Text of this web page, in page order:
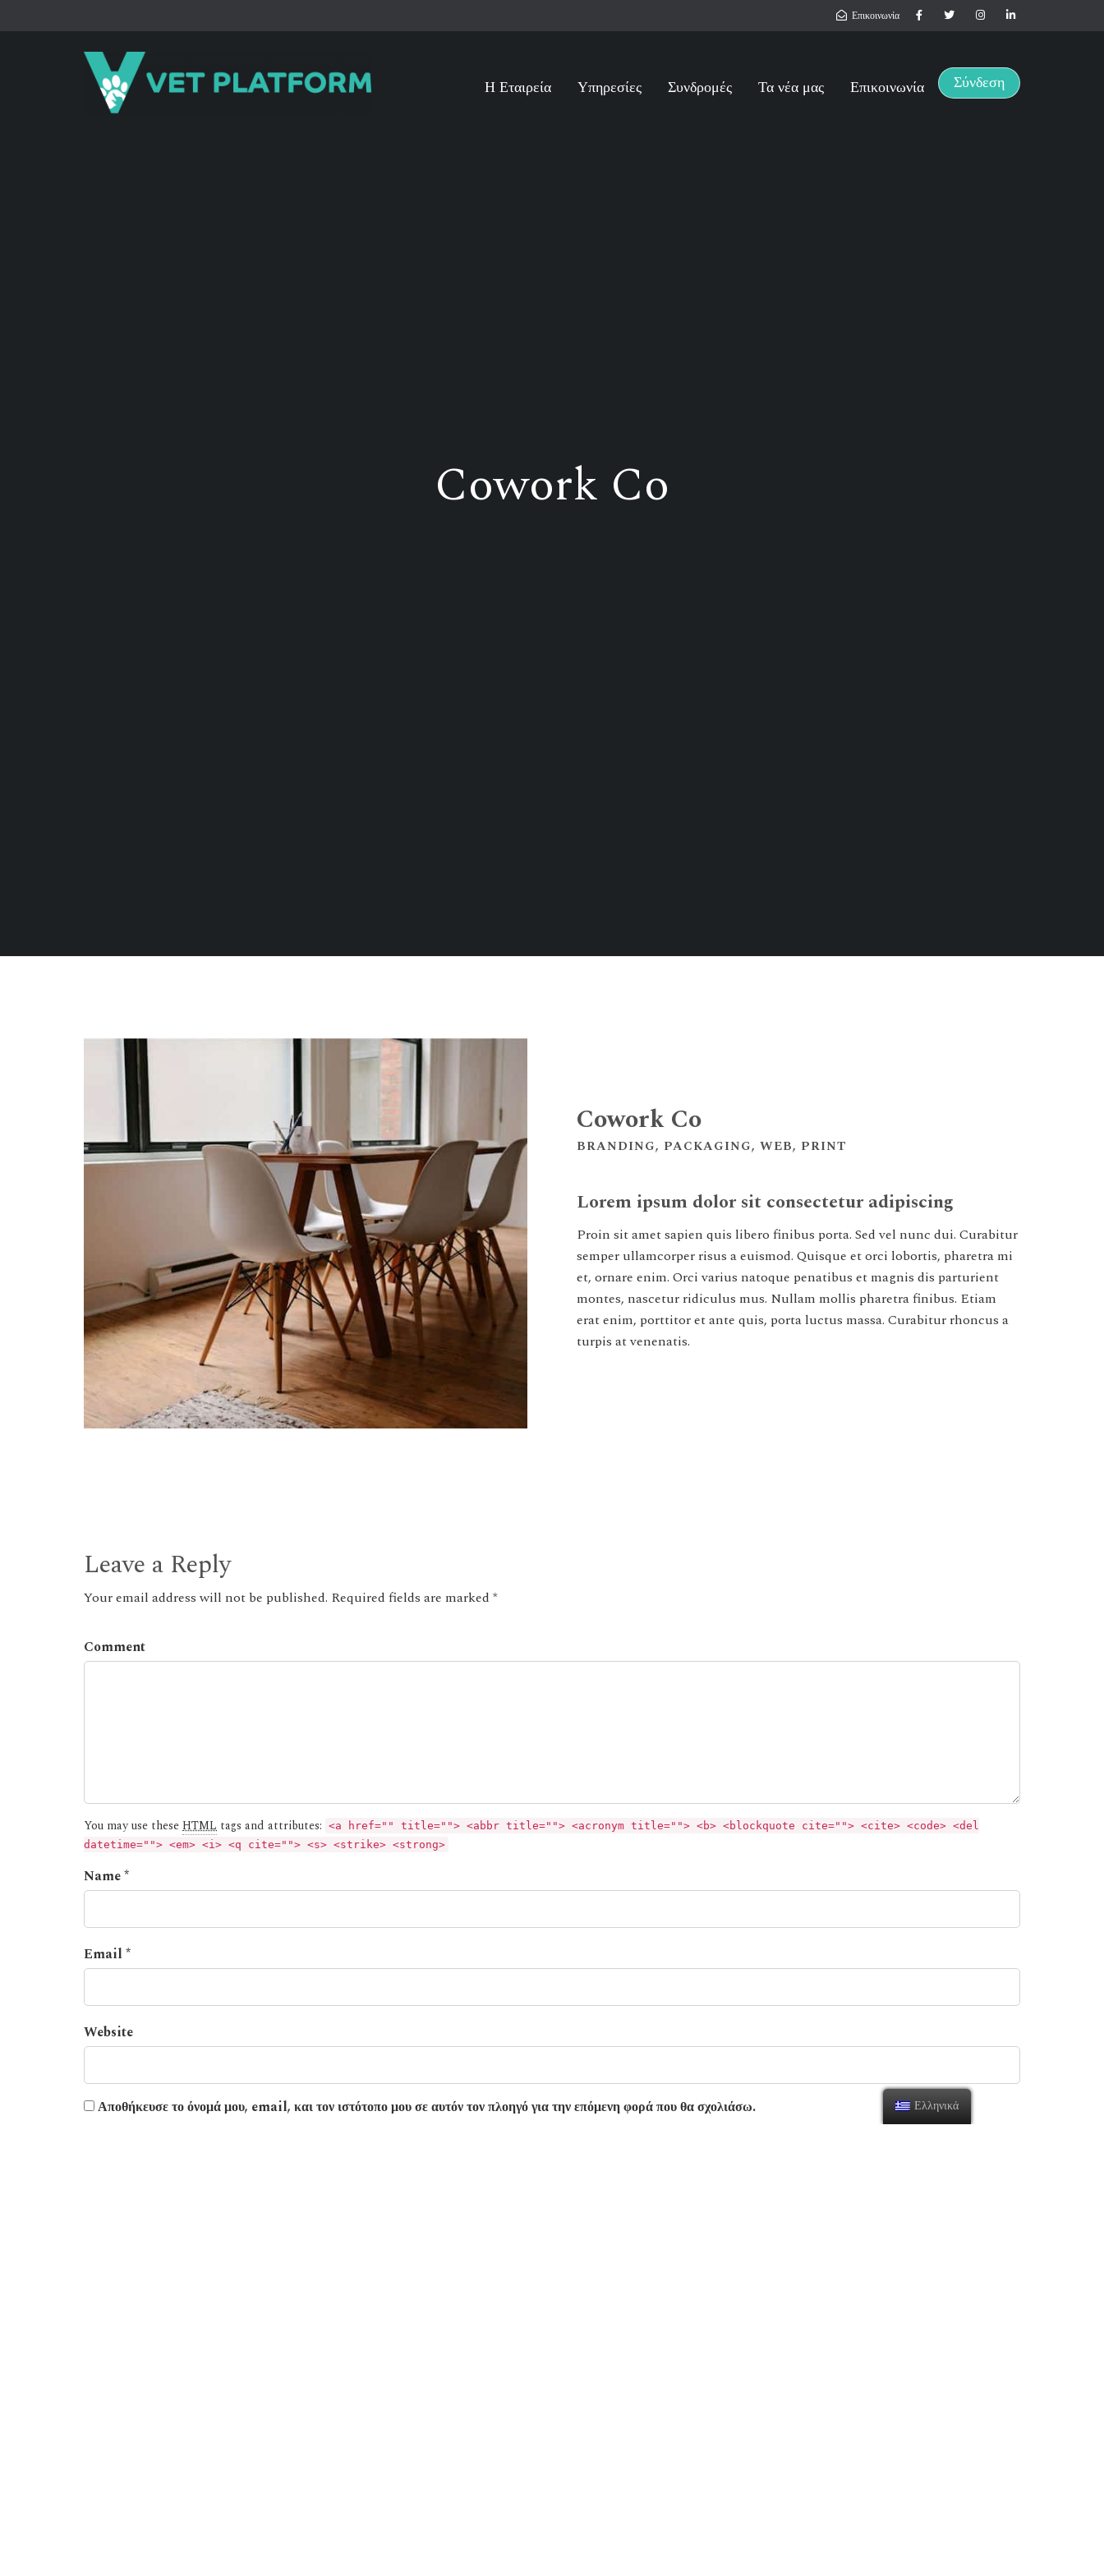
Επικοινωνία
Η Εταιρεία Υπηρεσίες Συνδρομές Τα νέα μας Επικοινωνία Σύνδεση
Cowork Co
Cowork Co
BRANDING, PACKAGING, WEB, PRINT
Lorem ipsum dolor sit consectetur adipiscing
Proin sit amet sapien quis libero finibus porta. Sed vel nunc dui. Curabitur
semper ullamcorper risus a euismod. Quisque et orci lobortis, pharetra mi
et, ornare enim. Orci varius natoque penatibus et magnis dis parturient
montes, nascetur ridiculus mus. Nullam mollis pharetra finibus. Etiam
erat enim, porttitor et ante quis, porta luctus massa. Curabitur rhoncus a
turpis at venenatis.
Leave a Reply
Your email address will not be published. Required fields are marked *
Comment
You may use theseHTML tags and attributes: <a href="" title=""> <abbr title=""> <acronym title=""> <b> <blockquote cite=""> <cite> <code> <del
datetime=""> <em> <i> <q cite=""> <s> <strike> <strong>
Name *
Email *
Website
Αποθήκευσε το όνομά μου, email, και τον ιστότοπο μου σε αυτόν τον πλοηγό για την επόμενη φορά που θα σχολιάσω. Ελληνικά